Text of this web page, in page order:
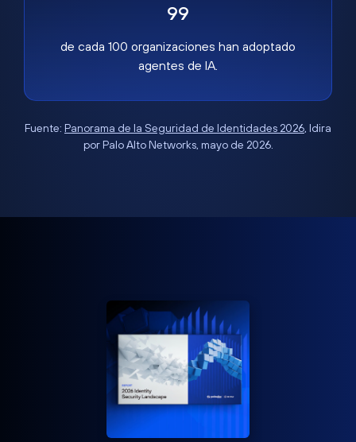
99
de cada 100 organizaciones han adoptado
agentes de IA.
Fuente: Panorama de la Seguridad de Identidades 2026, Idira
por Palo Alto Networks, mayo de 2026.